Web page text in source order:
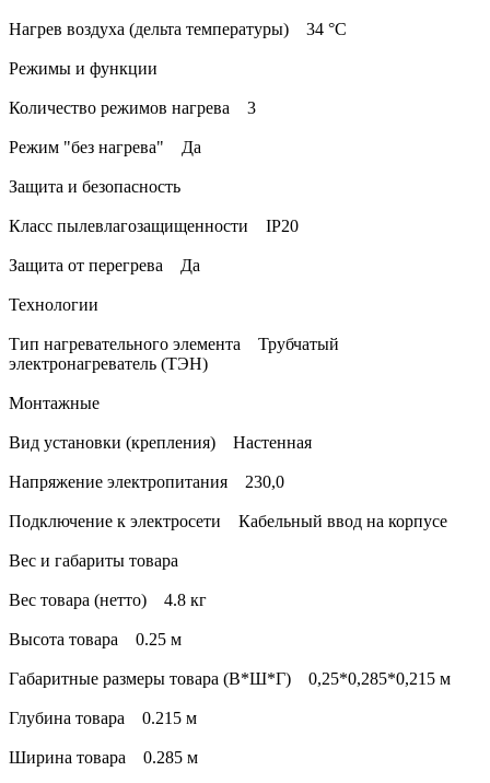
Нагрев воздуха (дельта температуры) 34 °С
Режимы и функции
Количество режимов нагрева 3
Режим "без нагрева" Да
Защита и безопасность
Класс пылевлагозащищенности IP20
Защита от перегрева Да
Технологии
Тип нагревательного элемента Трубчатый
электронагреватель (ТЭН)
Монтажные
Вид установки (крепления) Настенная
Напряжение электропитания 230,0
Подключение к электросети Кабельный ввод на корпусе
Вес и габариты товара
Вес товара (нетто) 4.8 кг
Высота товара 0.25 м
Габаритные размеры товара (В*Ш*Г) 0,25*0,285*0,215 м
Глубина товара 0.215 м
Ширина товара 0.285 м